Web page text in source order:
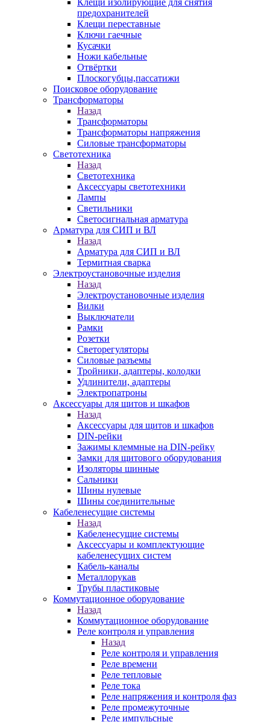
Клещи изолирующие для снятия
предохранителей
Клещи переставные
Ключи гаечные
Кусачки
Ножи кабельные
Отвёртки
Плоскогубцы,пассатижи
Поисковое оборудование
Трансформаторы
Назад
Трансформаторы
Трансформаторы напряжения
Силовые трансформаторы
Светотехника
Назад
Светотехника
Аксессуары светотехники
Лампы
Светильники
Светосигнальная арматура
Арматура для СИП и ВЛ
Назад
Арматура для СИП и ВЛ
Термитная сварка
Электроустановочные изделия
Назад
Электроустановочные изделия
Вилки
Выключатели
Рамки
Розетки
Светорегуляторы
Силовые разъемы
Тройники, адаптеры, колодки
Удлинители, адаптеры
Электропатроны
Аксессуары для щитов и шкафов
Назад
Аксессуары для щитов и шкафов
DIN-рейки
Зажимы клеммные на DIN-рейку
Замки для щитового оборудования
Изоляторы шинные
Сальники
Шины нулевые
Шины соединительные
Кабеленесущие системы
Назад
Кабеленесущие системы
Аксессуары и комплектующие
кабеленесущих систем
Кабель-каналы
Металлорукав
Трубы пластиковые
Коммутационное оборудование
Назад
Коммутационное оборудование
Реле контроля и управления
Назад
Реле контроля и управления
Реле времени
Реле тепловые
Реле тока
Реле напряжения и контроля фаз
Реле промежуточные
Реле импульсные